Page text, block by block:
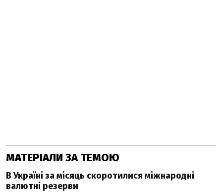
МАТЕРІАЛИ ЗА ТЕМОЮ
В Україні за місяць скоротилися міжнародні
валютні резерви